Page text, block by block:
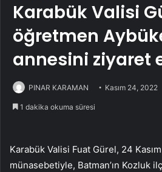
Karabük Valisi
öğretmen
annesini ziyaret
PINAR KARAMAN Kasım 24, 2022
1 dakika okuma süresi
Karabük Valisi Fuat Gürel, 24
münasebetiyle, Batman’ın Kozluk